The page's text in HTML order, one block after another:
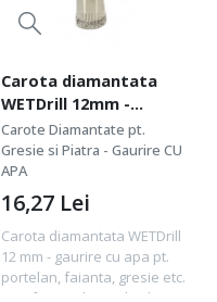
Carota diamantata
WETDrill 12mm -
gaurire cu apa pt.
portelan, faianta,
gresie etc. -
Profesional Standard.
- DXDY.WETDrill.12
Carote Diamantate pt.
Gresie si Piatra - Gaurire CU
APA
Carota diamantata WETDrill
12 mm - gaurire cu apa pt.
portelan, faianta, gresie etc.
- Profesional Standard . -
16,27 Lei